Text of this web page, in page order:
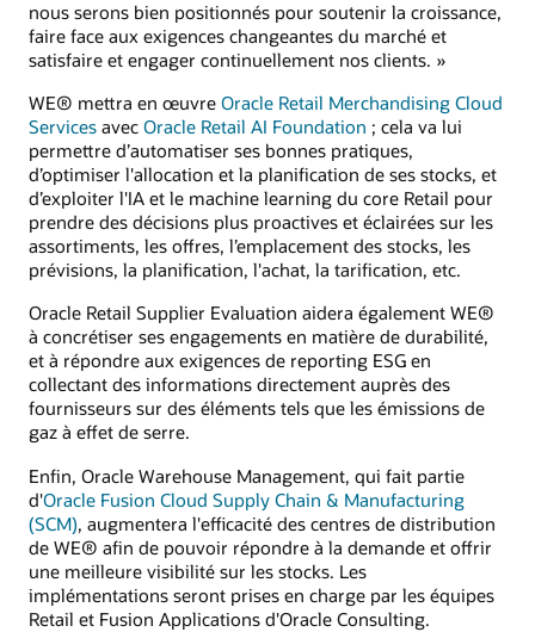
nous serons bien positionnés pour soutenir la croissance,
faire face aux exigences changeantes du marché et
satisfaire et engager continuellement nos clients. »
WE® mettra en œuvre Oracle Retail Merchandising Cloud
Services avec Oracle Retail AI Foundation ; cela va lui
permettre d’automatiser ses bonnes pratiques,
d’optimiser l'allocation et la planification de ses stocks, et
d’exploiter l'IA et le machine learning du core Retail pour
prendre des décisions plus proactives et éclairées sur les
assortiments, les offres, l’emplacement des stocks, les
prévisions, la planification, l'achat, la tarification, etc.
Oracle Retail Supplier Evaluation aidera également WE®
à concrétiser ses engagements en matière de durabilité,
et à répondre aux exigences de reporting ESG en
collectant des informations directement auprès des
fournisseurs sur des éléments tels que les émissions de
gaz à effet de serre.
Enfin, Oracle Warehouse Management, qui fait partie
d'Oracle Fusion Cloud Supply Chain & Manufacturing
(SCM), augmentera l'efficacité des centres de distribution
de WE® afin de pouvoir répondre à la demande et offrir
une meilleure visibilité sur les stocks. Les
implémentations seront prises en charge par les équipes
Retail et Fusion Applications d'Oracle Consulting.